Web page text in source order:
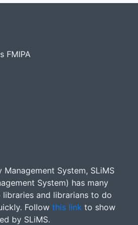
FMIPA
System, SLiMS
System) has many
and librarians to do
Follow this link to show
by SLiMS.